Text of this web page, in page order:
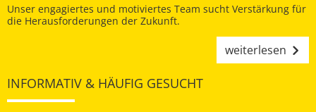
Unser engagiertes und motiviertes Team sucht Verstärkung für
die Herausforderungen der Zukunft.
weiterlesen
INFORMATIV & HÄUFIG GESUCHT